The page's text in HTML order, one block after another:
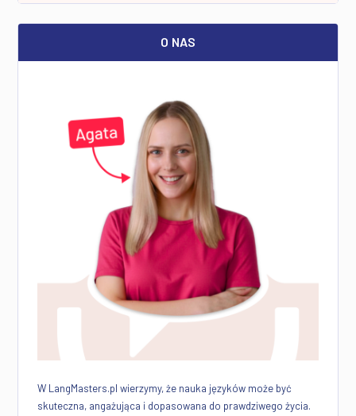
O NAS
W LangMasters.pl wierzymy, że nauka języków może być
skuteczna, angażująca i dopasowana do prawdziwego życia.